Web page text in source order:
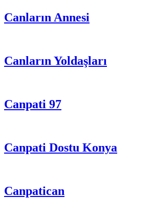
Canların Annesi
Canların Yoldaşları
Canpati 97
Canpati Dostu Konya
Canpatican